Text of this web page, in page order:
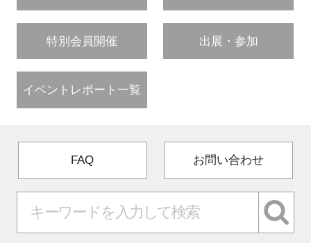
特別会員開催 出展・参加
イベントレポート一覧
FAQ お問い合わせ